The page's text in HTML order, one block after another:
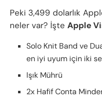
Peki 3,499 dolarlık
neler var? İşte Apple
Solo Knit Band ve
en iyi uyum için iki
Işık Mührü
2x Hafif Conta